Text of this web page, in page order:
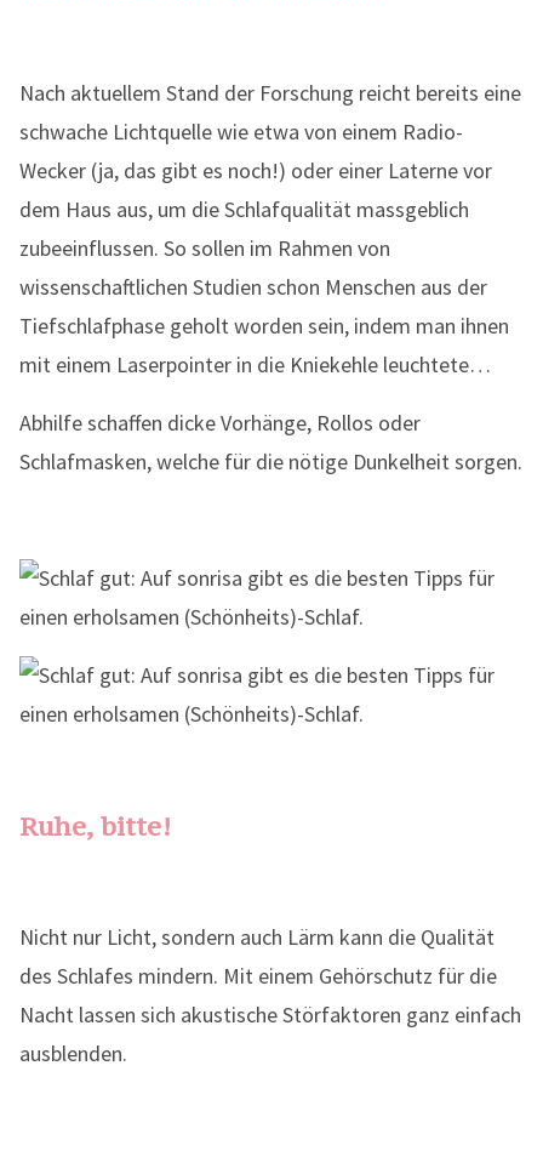
Nach aktuellem Stand der Forschung reicht bereits eine
schwache Lichtquelle wie etwa von einem Radio-
Wecker (ja, das gibt es noch!) oder einer Laterne vor
dem Haus aus, um die Schlafqualität massgeblich
zubeeinflussen. So sollen im Rahmen von
wissenschaftlichen Studien schon Menschen aus der
Tiefschlafphase geholt worden sein, indem man ihnen
mit einem Laserpointer in die Kniekehle leuchtete…
Abhilfe schaffen dicke Vorhänge, Rollos oder
Schlafmasken, welche für die nötige Dunkelheit sorgen.
Ruhe, bitte!
Nicht nur Licht, sondern auch Lärm kann die Qualität
des Schlafes mindern. Mit einem Gehörschutz für die
Nacht lassen sich akustische Störfaktoren ganz einfach
ausblenden.